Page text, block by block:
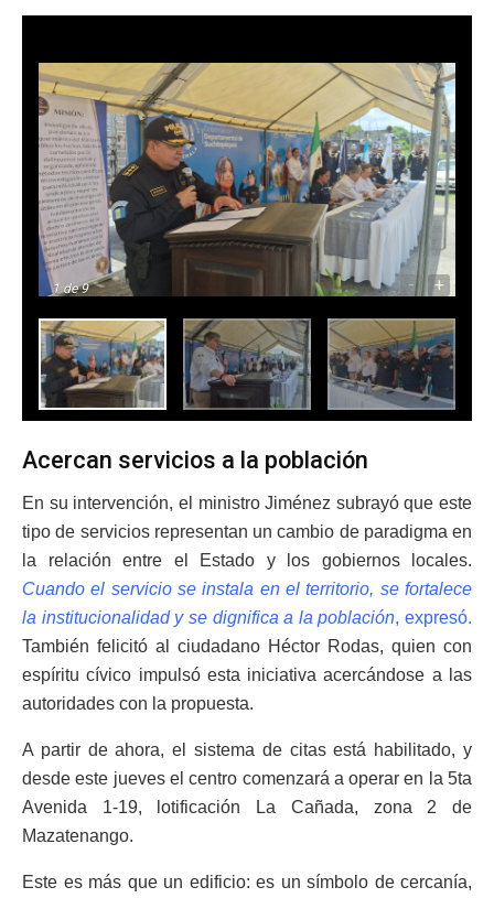
1 de 9 - +
Acercan servicios a la población
En su intervención, el ministro Jiménez subrayó que este
tipo de servicios representan un cambio de paradigma en
la relación entre el Estado y los gobiernos locales.
Cuando el servicio se instala en el territorio, se fortalece
la institucionalidad y se dignifica a la población, expresó.
También felicitó al ciudadano Héctor Rodas, quien con
espíritu cívico impulsó esta iniciativa acercándose a las
autoridades con la propuesta.
A partir de ahora, el sistema de citas está habilitado, y
desde este jueves el centro comenzará a operar en la 5ta
Avenida 1-19, lotificación La Cañada, zona 2 de
Mazatenango.
Este es más que un edificio: es un símbolo de cercanía,